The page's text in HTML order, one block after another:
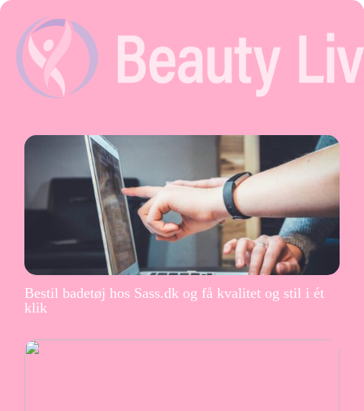
Bestil badetøj hos Sass.dk og få kvalitet og stil i ét
klik